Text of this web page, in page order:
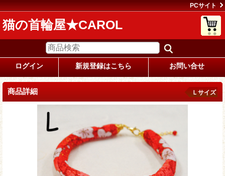
PCサイト
猫の首輪屋★CAROL
ログイン 新規登録はこちら お問い合せ
商品詳細 Ｌサイズ